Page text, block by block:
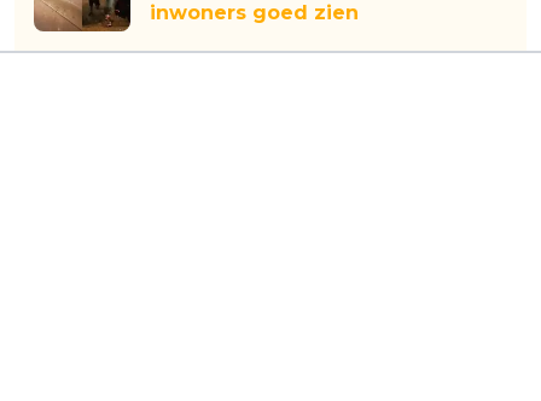
inwoners goed zien